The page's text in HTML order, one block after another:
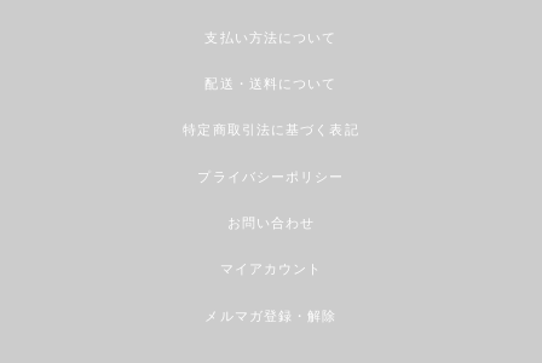
支払い方法について
配送・送料について
特定商取引法に基づく表記
プライバシーポリシー
お問い合わせ
マイアカウント
メルマガ登録・解除